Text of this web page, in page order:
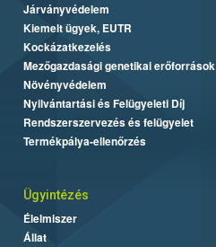
Járványvédelem
Kiemelt ügyek, EUTR
Kockázatkezelés
Mezőgazdasági genetikai erőforrások
Növényvédelem
Nyilvántartási és Felügyeleti Díj
Rendszerszervezés és felügyelet
Termékpálya-ellenőrzés
Ügyintézés
Élelmiszer
Állat